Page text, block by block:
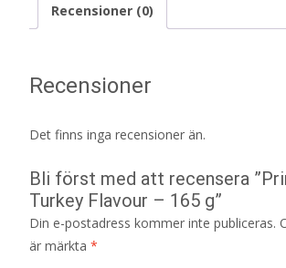
Recensioner (0)
Recensioner
Det finns inga recensioner än.
Bli först med att recensera
Turkey Flavour – 165 g”
Din e-postadress kommer inte publiceras.
är märkta *